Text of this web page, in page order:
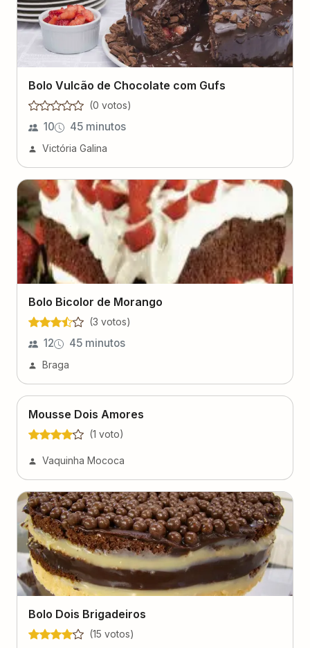
Bolo Vulcão de Chocolate com Gufs
(0 votos)
10 45 minutos
Victória Galina
Bolo Bicolor de Morango
(3 votos)
12 45 minutos
Braga
Mousse Dois Amores
(1 voto)
Vaquinha Mococa
Bolo Dois Brigadeiros
(15 votos)